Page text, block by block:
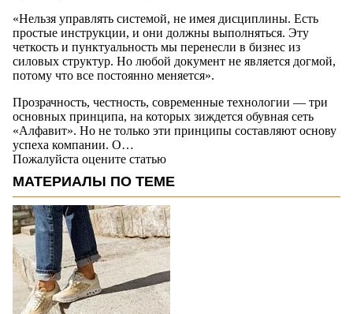
«Нельзя управлять системой, не имея дисциплины. Есть
простые инструкции, и они должны выполняться. Эту
четкость и пунктуальность мы перенесли в бизнес из
силовых структур. Но любой документ не является догмой,
потому что все постоянно меняется».
Прозрачность, честность, современные технологии — три
основных принципа, на которых зиждется обувная сеть
«Алфавит». Но не только эти принципы составляют основу
успеха компании. О…
Пожалуйста оцените статью
МАТЕРИАЛЫ ПО ТЕМЕ